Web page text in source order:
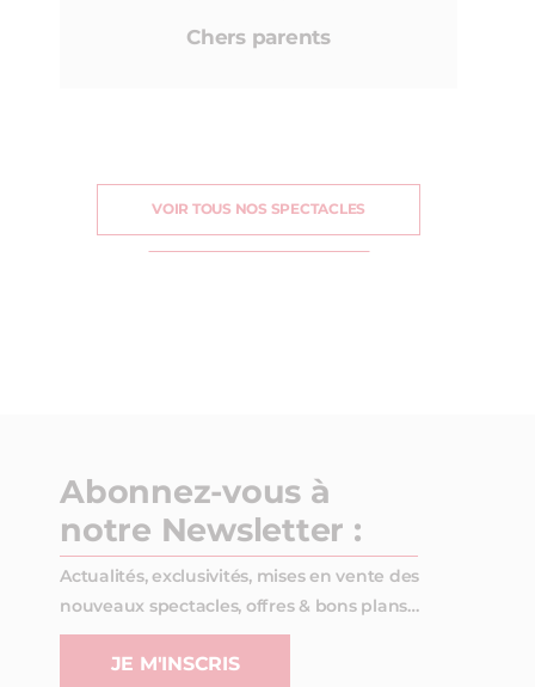
Chers parents
VOIR TOUS NOS SPECTACLES
Abonnez-vous à
notre Newsletter :
Actualités, exclusivités, mises en vente des
nouveaux spectacles, offres & bons plans…
JE M'INSCRIS